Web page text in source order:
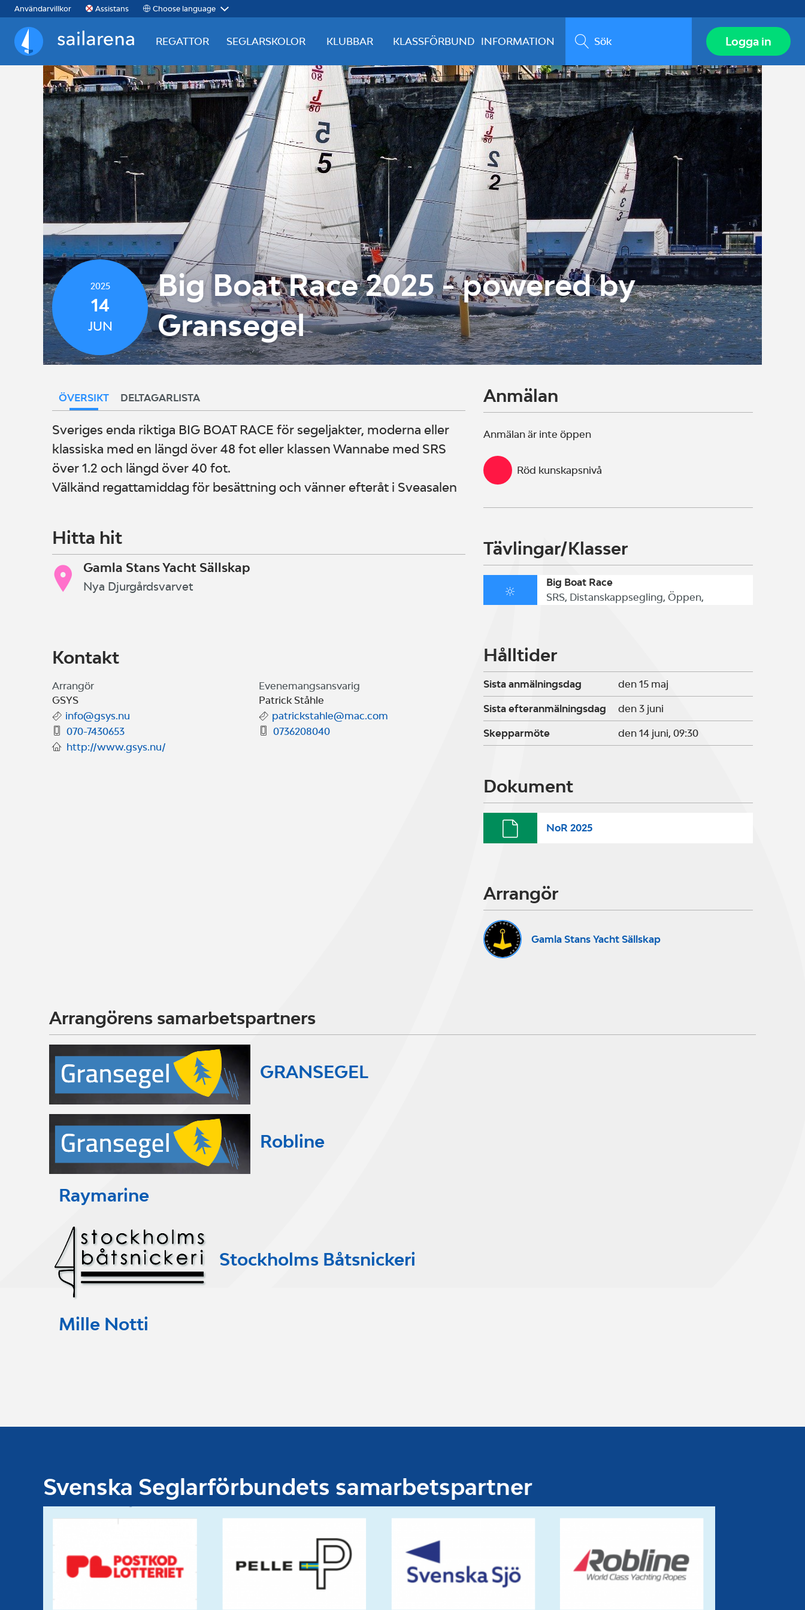
Användarvillkor Assistans Choose language
Sailarena
REGATTOR SEGLARSKOLOR KLUBBAR KLASSFÖRBUND INFORMATION Sök Logga in
2025
14
JUN
Big Boat Race 2025 - powered by
Gransegel
ÖVERSIKT DELTAGARLISTA
Sveriges enda riktiga BIG BOAT RACE för segeljakter, moderna eller
klassiska med en längd över 48 fot eller klassen Wannabe med SRS
över 1.2 och längd över 40 fot.
Välkänd regattamiddag för besättning och vänner efteråt i Sveasalen
Hitta hit
Gamla Stans Yacht Sällskap
Nya Djurgårdsvarvet
Kontakt
Arrangör
GSYS
info@gsys.nu
070-7430653
http://www.gsys.nu/
Evenemangsansvarig
Patrick Ståhle
patrickstahle@mac.com
0736208040
Anmälan
Anmälan är inte öppen
Röd kunskapsnivå
Tävlingar/Klasser
Big Boat Race
SRS, Distanskappsegling, Öppen,
Hålltider
Sista anmälningsdag den 15 maj
Sista efteranmälningsdag den 3 juni
Skepparmöte den 14 juni, 09:30
Dokument
NoR 2025
Arrangör
Gamla Stans Yacht Sällskap
Arrangörens samarbetspartners
GRANSEGEL
Robline
Raymarine
Stockholms Båtsnickeri
Mille Notti
Svenska Seglarförbundets samarbetspartner